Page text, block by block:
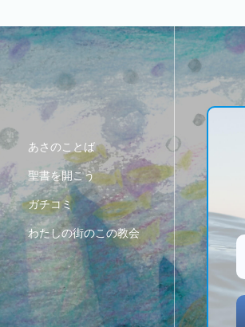
あさのことば
聖書を開こう
ガチコミ
わたしの街のこの教会